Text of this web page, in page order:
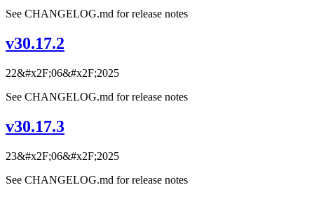
See CHANGELOG.md for release notes
v30.17.2
22&#x2F;06&#x2F;2025
See CHANGELOG.md for release notes
v30.17.3
23&#x2F;06&#x2F;2025
See CHANGELOG.md for release notes